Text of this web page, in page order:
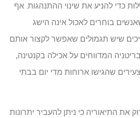
כדי להניע את שינוי ההתנהגות. אף
בוחרים לאכול אינה הישג
שיש תגמולים שאפשר לקצור אותם
בבריטניה המדווחים על אכילה בקנטינה,
שהגישו ארוחות מדי יום בבתי
את התיאוריה כי ניתן להעביר יתרונות